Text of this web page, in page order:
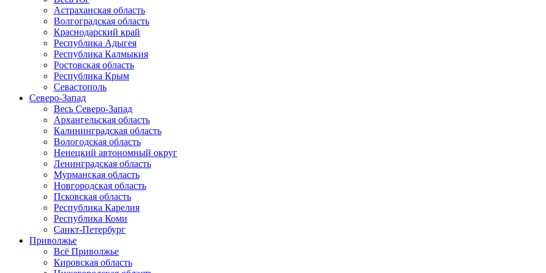
Астраханская область
Волгоградская область
Краснодарский край
Республика Адыгея
Республика Калмыкия
Ростовская область
Республика Крым
Севастополь
Северо-Запад
Весь Северо-Запад
Архангельская область
Калининградская область
Вологодская область
Ненецкий автономный округ
Ленинградская область
Мурманская область
Новгородская область
Псковская область
Республика Карелия
Республика Коми
Санкт-Петербург
Приволжье
Всё Приволжье
Кировская область